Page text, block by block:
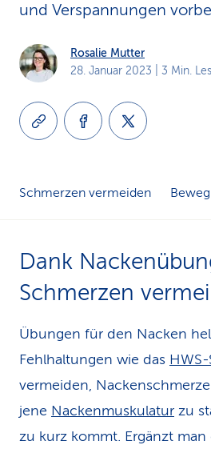
und Verspannungen
Rosalie Mutter
28. Januar 2023 | 3 Min.
Schmerzen vermeiden
Dank
Schmerzen
Übungen für den Nacken
Fehlhaltungen wie das
vermeiden,
jene Nackenmuskulatur zu
zu kurz kommt. Ergänzt